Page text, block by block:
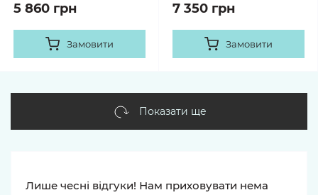
5 860 грн
Замовити
7 350 грн
Замовити
Показати ще
Лише чесні відгуки! Нам приховувати нема